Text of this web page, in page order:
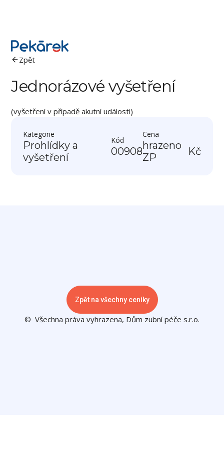
Zpět
Jednorázové vyšetření
(vyšetření v případě akutní události)
Kategorie
Prohlídky a
vyšetření
Kód
00908
Cena
hrazeno
ZP
Kč
Zpět na všechny ceníky
© Všechna práva vyhrazena, Dům zubní péče s.r.o.